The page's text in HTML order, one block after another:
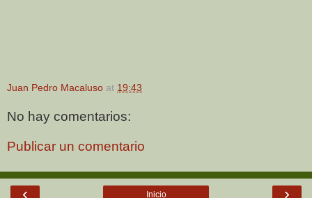
Juan Pedro Macaluso at 19:43
No hay comentarios:
Publicar un comentario
‹ ›
Inicio